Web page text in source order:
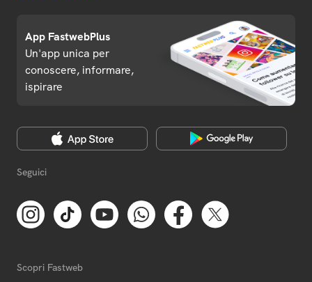
App FastwebPlus
Un'app unica per
conoscere, informare,
ispirare
Seguici
Scopri Fastweb